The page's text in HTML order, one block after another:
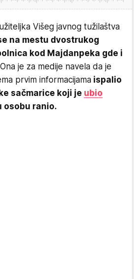
Višeg javnog tužilaštva
na mestu dvostrukog
kod Majdanpeka gde i
je za medije navela da je
prvim informacijama ispalio
sačmarice koji je ubio
osobu ranio.